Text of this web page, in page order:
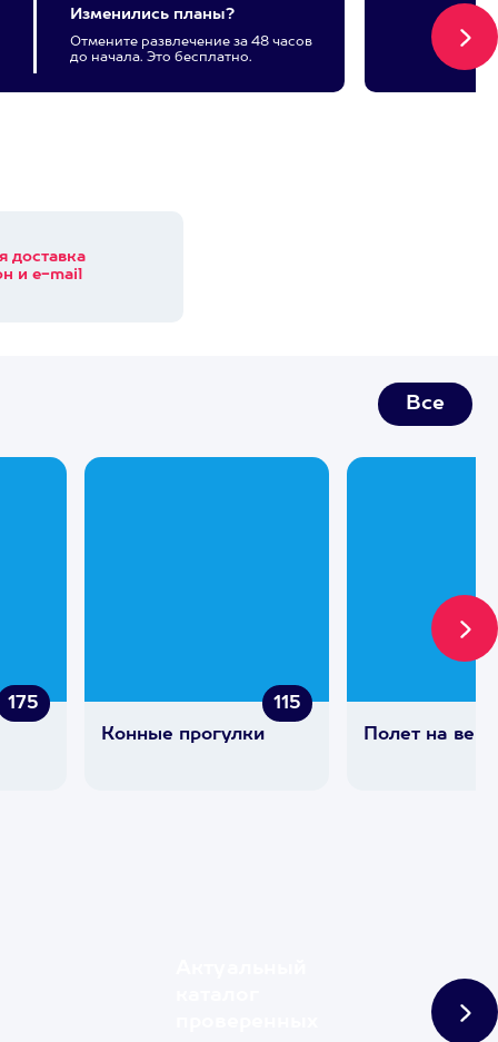
Изменились планы?
Отмените развлечение за 48 часов
до начала. Это бесплатно.
доставка
и e-mail
Все
175
115
Конные прогулки
Полет на